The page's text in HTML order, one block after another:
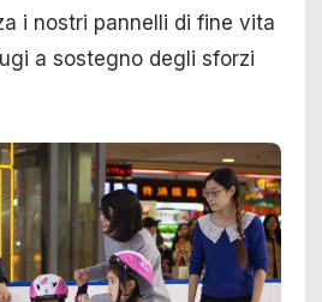
i nostri pannelli di fine vita
a sostegno degli sforzi